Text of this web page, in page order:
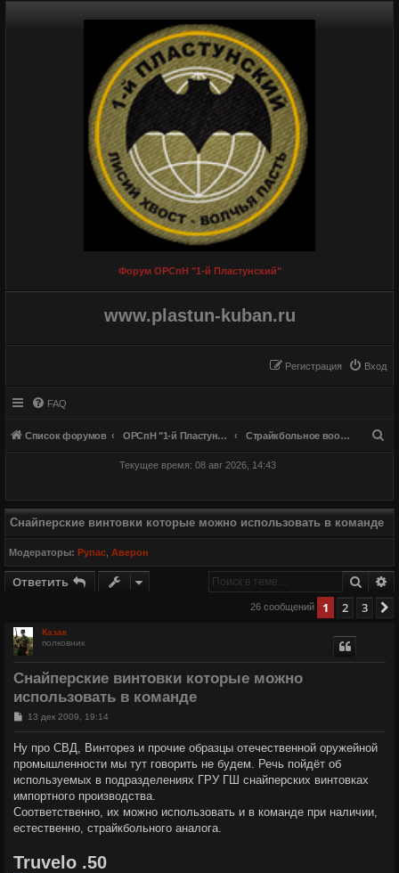
Форум ОРСпН "1-й Пластунский"
www.plastun-kuban.ru
Вход
Регистрация
FAQ
Список форумов ОРСпН "1-й Пластунский" Страйкбольное вооружение
Текущее время: 08 авг 2026, 14:43
Снайперские винтовки которые можно использовать в команде
Модераторы: Рупас ,Аверон
Ответить Поиск
26 сообщений 1 2 3
Казак
полковник
Снайперские винтовки которые можно
использовать в команде
С
б
щ
н
и
е
13 дек 2009, 19:14
Ну про СВД, Винторез и прочие образцы отечественной оружейной
промышленности мы тут говорить не будем. Речь пойдёт об
используемых в подразделениях ГРУ ГШ снайперских винтовках
импортного производства.
Соответственно, их можно использовать и в команде при наличии,
естественно, страйкбольного аналога.
Truvelo .50